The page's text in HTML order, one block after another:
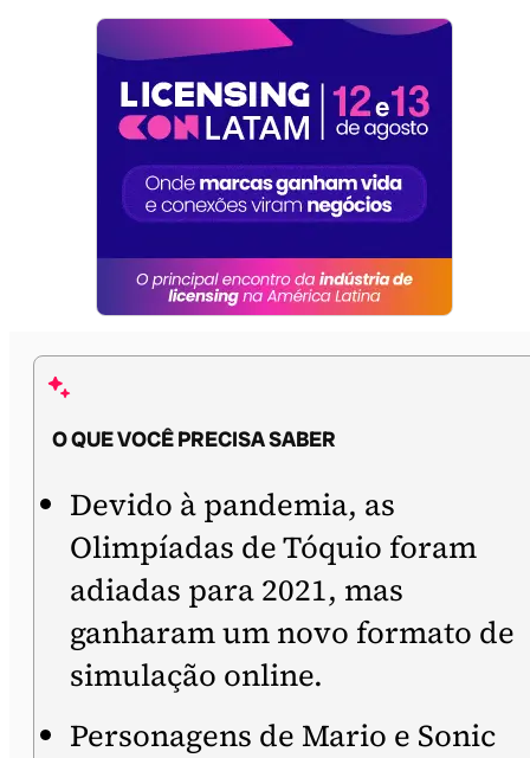
O QUE VOCÊ PRECISA SABER
Devido à pandemia, as
Olimpíadas de Tóquio foram
adiadas para 2021, mas
ganharam um novo formato de
simulação online.
Personagens de Mario e Sonic